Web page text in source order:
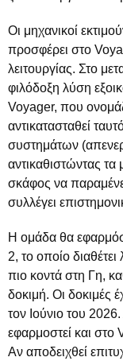
Οι μηχανικοί
προσφέρει στο
λειτουργίας. Στο
φιλόδοξη λύση
Voyager, που
αντικατασταθεί
συστημάτων
αντικαθιστώντας
σκάφος να
συλλέγει
Η ομάδα θα
2, το οποίο διαθέτει
πιο κοντά στη Γη,
δοκιμή. Οι δοκιμές
τον Ιούνιο του
εφαρμοστεί και στο
Αν αποδειχθεί